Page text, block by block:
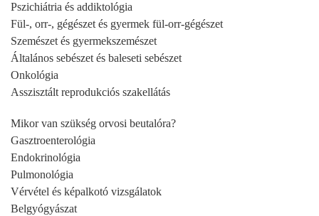
Pszichiátria és addiktológia
Fül-, orr-, gégészet és gyermek fül-orr-gégészet
Szemészet és gyermekszemészet
Általános sebészet és baleseti sebészet
Onkológia
Asszisztált reprodukciós szakellátás
Mikor van szükség orvosi beutalóra?
Gasztroenterológia
Endokrinológia
Pulmonológia
Vérvétel és képalkotó vizsgálatok
Belgyógyászat